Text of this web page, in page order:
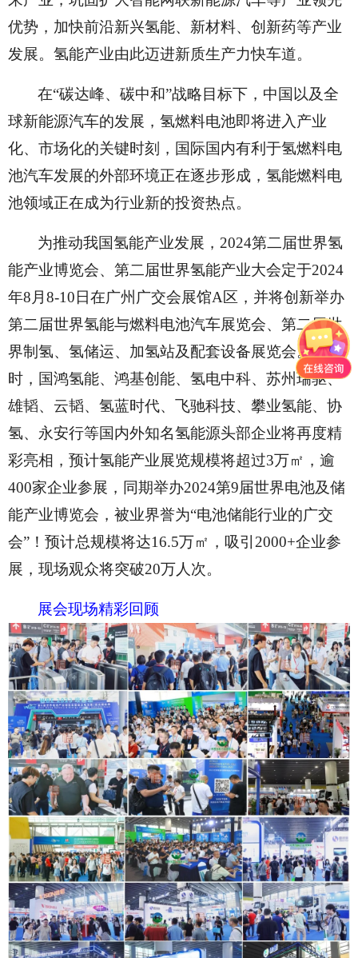
优势，加快前沿新兴氢能、新材料、创新药等产业
发展。氢能产业由此迈进新质生产力快车道。
在“碳达峰、碳中和”战略目标下，中国以及全
球新能源汽车的发展，氢燃料电池即将进入产业
化、市场化的关键时刻，国际国内有利于氢燃料电
池汽车发展的外部环境正在逐步形成，氢能燃料电
池领域正在成为行业新的投资热点。
为推动我国氢能产业发展， 2024第二届世界氢
能产业博览会、第二届世界氢能产业大会定于2024
年8月8-10日在广州广交会展馆A区，并将创新举办
第二届世界氢能与燃料电池汽车展览会、第二届世
界制氢、氢储运、加氢站及配套设备展览会。届
时，国鸿氢能、鸿基创能、氢电中科、苏州瑞驱、
雄韬、云韬、氢蓝时代、飞驰科技、攀业氢能、协
氢、永安行等国内外知名氢能源头部企业将再度精
彩亮相，预计氢能产业展览规模将超过3万㎡，逾
400家企业参展，同期举办2024第9届世界电池及储
能产业博览会，被业界誉为“电池储能行业的广交
会”！预计总规模将达16.5万㎡，吸引2000+企业参
展，现场观众将突破20万人次。
展会现场精彩回顾